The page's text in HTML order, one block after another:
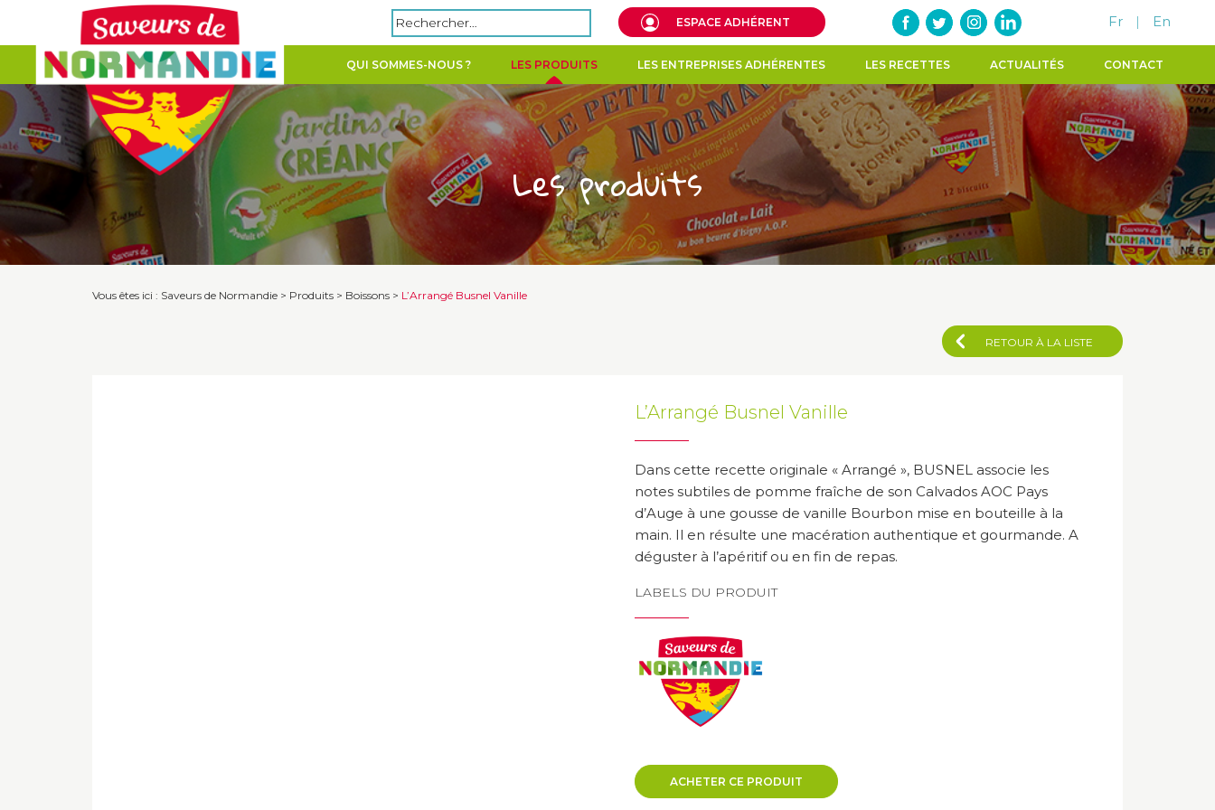
Rechercher : ESPACE ADHÉRENT Fr | En
QUI SOMMES-NOUS ? LES PRODUITS LES ENTREPRISES ADHÉRENTES LES RECETTES ACTUALITÉS CONTACT
Les produits
Vous êtes ici : Saveurs de Normandie > Produits > Boissons > L’Arrangé Busnel Vanille
RETOUR À LA LISTE
L’Arrangé Busnel Vanille
Dans cette recette originale « Arrangé », BUSNEL associe les
notes subtiles de pomme fraîche de son Calvados AOC Pays
d’Auge à une gousse de vanille Bourbon mise en bouteille à la
main. Il en résulte une macération authentique et gourmande. A
déguster à l’apéritif ou en fin de repas.
LABELS DU PRODUIT
ACHETER CE PRODUIT
Panneau de gestion des cookies